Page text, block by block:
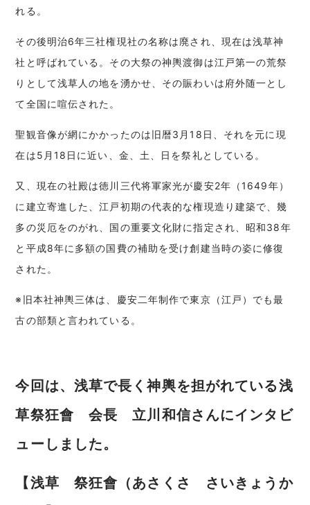
れる。
その後明治6年三社権現社の名称は廃され、現在は浅草神
社と呼ばれている。その大祭の神輿渡御は江戸第一の荒祭
りとして浅草人の地を湧かせ、その賑わいは府外随一とし
て全国に喧伝された。
聖観音像が網にかかったのは旧暦3月18日、それを元に現
在は5月18日に近い、金、土、日を祭礼としている。
又、現在の社殿は徳川三代将軍家光が慶安2年（1649年）
に建立寄進した、江戸初期の代表的な権現造り建築で、幾
多の災厄をのがれ、国の重要文化財に指定され、昭和38年
と平成8年に多額の国費の補助を受け創建当時の姿に修復
された。
※旧本社神輿三体は、慶安二年制作で東京（江戸）でも最
古の部類と言われている。
今回は、浅草で長く神輿を担がれている浅
草祭狂會 会長 立川和信さんにインタビ
ューしました。
【浅草 祭狂會（あさくさ さいきょうか